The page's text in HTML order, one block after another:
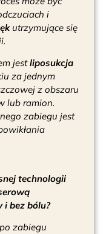
i
utrzymujące się
jestliposukcja
za jednym
z obszaru
lub ramion.
zabiegu jest
technologii
i bez bólu?
zabiegu